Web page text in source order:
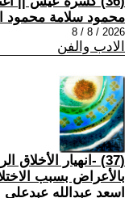
محمود سلامة محمود
2026 / 8 / 8
الادب والفن
(37) -انهيار
بالأعراض بسبب
اسعد عبدالله عبدعلي